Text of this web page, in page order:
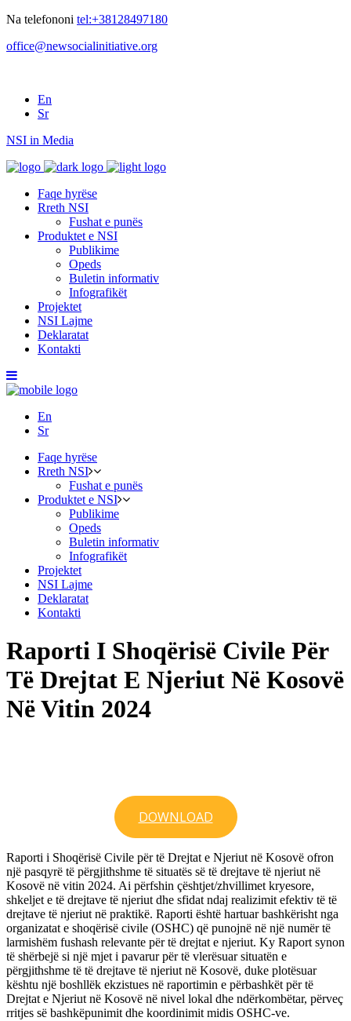
Na telefononi tel:+38128497180
office@newsocialinitiative.org
En
Sr
NSI in Media
Faqe hyrëse
Rreth NSI
Fushat e punës
Produktet e NSI
Publikime
Opeds
Buletin informativ
Infografikët
Projektet
NSI Lajme
Deklaratat
Kontakti
En
Sr
Faqe hyrëse
Rreth NSI
Fushat e punës
Produktet e NSI
Publikime
Opeds
Buletin informativ
Infografikët
Projektet
NSI Lajme
Deklaratat
Kontakti
Raporti I Shoqërisë Civile Për
Të Drejtat E Njeriut Në Kosovë
Në Vitin 2024
DOWNLOAD
Raporti i Shoqërisë Civile për të Drejtat e Njeriut në Kosovë ofron
një pasqyrë të përgjithshme të situatës së të drejtave të njeriut në
Kosovë në vitin 2024. Ai përfshin çështjet/zhvillimet kryesore,
shkeljet e të drejtave të njeriut dhe sfidat ndaj realizimit efektiv të të
drejtave të njeriut në praktikë. Raporti është hartuar bashkërisht nga
organizatat e shoqërisë civile (OSHC) që punojnë në një numër të
larmishëm fushash relevante për të drejtat e njeriut. Ky Raport synon
të shërbejë si një mjet i pavarur për të vlerësuar situatën e
përgjithshme të të drejtave të njeriut në Kosovë, duke plotësuar
kështu një boshllëk ekzistues në raportimin e përbashkët për të
Drejtat e Njeriut në Kosovë në nivel lokal dhe ndërkombëtar, përveç
rritjes së bashkëpunimit dhe koordinimit midis OSHC-ve.